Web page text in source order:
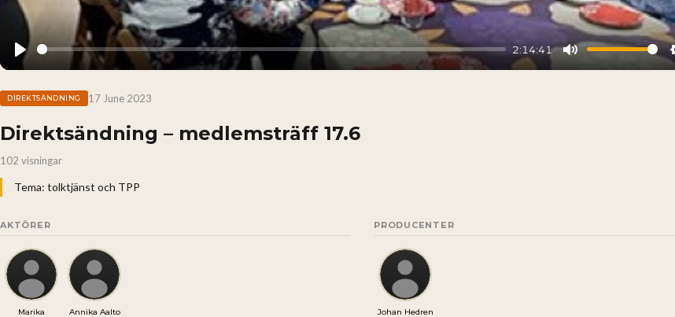
Play
2:14:41
Mute
DIREKTSÄNDNING 17 June 2023
Direktsändning – medlemsträff 17.6
102 visningar
Tema: tolktjänst och TPP
AKTÖRER
Marika Annika Aalto
PRODUCENTER
Johan Hedren